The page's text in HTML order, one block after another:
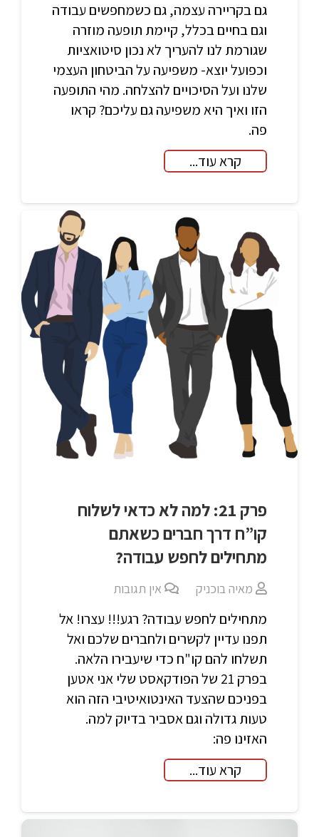
גם בקריירה עצמה, גם כשמחפשים עבודה
וגם בחיים בכלל, קיימת תופעה מוזרה
שגורמת לנו להעריך לא נכון סיטואציות
וכפועל יוצא- משפיעה על הביטחון העצמי
שלנו ועל הסיכויים להצלחה. מהי התופעה
הזו ואיך היא משפיעה גם עליכם? קראו
פה.
קרא עוד...
פרק 21: למה לא כדאי לשלוח
קו”ח דרך חברים כשאתם
מתחילים לחפש עבודה?
מאיה בוכניק אין תגובות
מתחילים לחפש עבודה? רגע!!! עצרו! אל
תפנו עדיין לקשרים ולחברים שלכם ואל
תשלחו להם קו"ח כדי שיעבירו הלאה.
בפרק 21 של הפודקאסט שלי אני אטען
בפניכם שהצעד האינטואיטיבי הזה הוא
טעות גדולה וגם אסביר בדיוק למה.
האזינו פה:
קרא עוד...